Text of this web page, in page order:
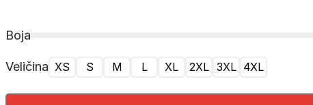
Boja
Veličina XS S M L XL 2XL 3XL 4XL